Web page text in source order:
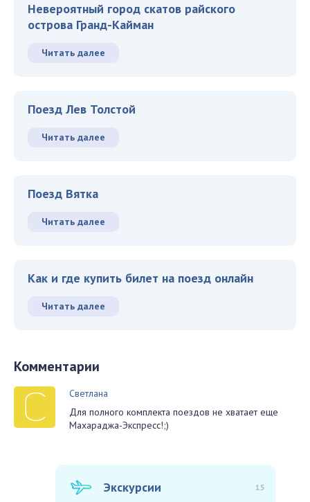
Невероятный город скатов райского
острова Гранд-Кайман
Читать далее
Поезд Лев Толстой
Читать далее
Поезд Вятка
Читать далее
Как и где купить билет на поезд онлайн
Читать далее
Комментарии
Светлана
Для полного комплекта поездов не хватает еще
Махараджа-Экспресс!;)
Экскурсии 15